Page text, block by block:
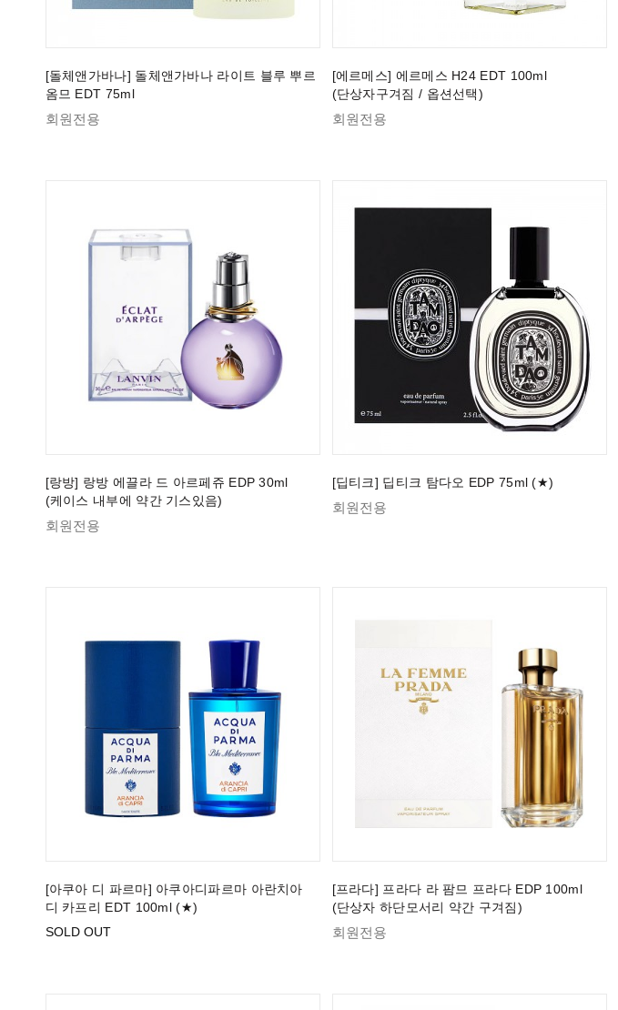
[돌체앤가바나] 돌체앤가바나 라이트 블루 뿌르
옴므 EDT 75ml
회원전용
[에르메스] 에르메스 H24 EDT 100ml
(단상자구겨짐 / 옵션선택)
회원전용
[랑방] 랑방 에끌라 드 아르페쥬 EDP 30ml
(케이스 내부에 약간 기스있음)
회원전용
[딥티크] 딥티크 탐다오 EDP 75ml (★)
회원전용
[아쿠아 디 파르마] 아쿠아디파르마 아란치아
디 카프리 EDT 100ml (★)
SOLD OUT
[프라다] 프라다 라 팜므 프라다 EDP 100ml
(단상자 하단모서리 약간 구겨짐)
회원전용